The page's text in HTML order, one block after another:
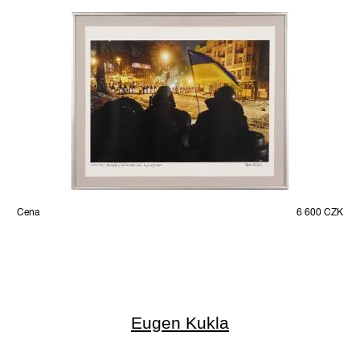
Cena 6 600 CZK
Eugen Kukla